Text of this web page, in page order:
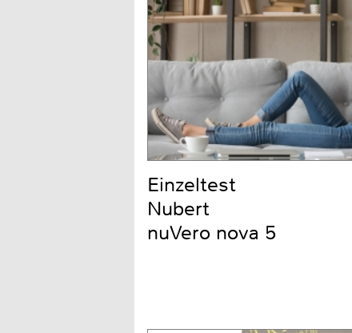
Einzeltest
Nubert
nuVero nova 5